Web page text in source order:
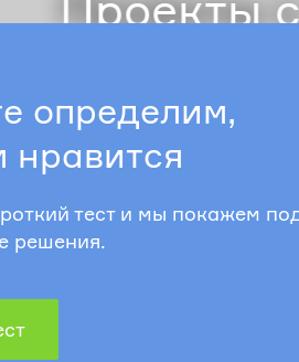
определим,
нравится
тест и мы покажем
решения.